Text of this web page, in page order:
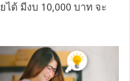
ได้ มีงบ 10,000 บาท จะ